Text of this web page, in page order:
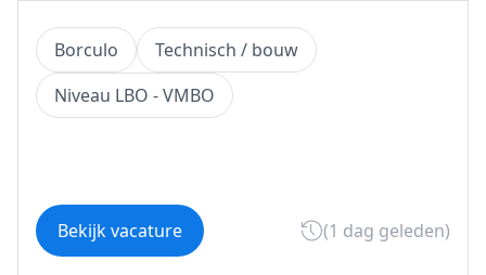
Borculo
Technisch / bouw
Niveau LBO - VMBO
Bekijk vacature (1 dag geleden)